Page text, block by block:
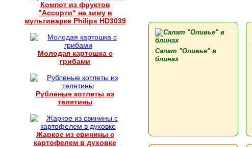
Компот из фруктов
"Ассорти" на зиму в
мультиварке Philips HD3039
Молодая картошка с
грибами
Рубленые котлеты из
телятины
Жаркое из свинины с
картофелем в духовке
Салат "Оливье" в
блинах